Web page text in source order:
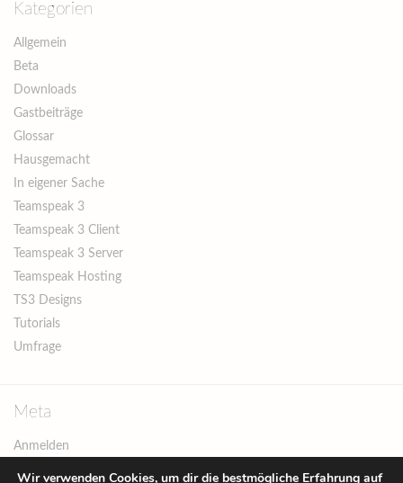
Kategorien
Allgemein
Beta
Downloads
Gastbeiträge
Glossar
Hausgemacht
In eigener Sache
Teamspeak 3
Teamspeak 3 Client
Teamspeak 3 Server
Teamspeak Hosting
TS3 Designs
Tutorials
Umfrage
Meta
Anmelden
Wir verwenden Cookies, um dir die bestmögliche Erfahrung auf